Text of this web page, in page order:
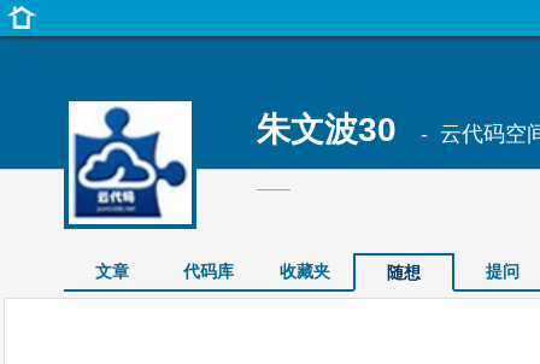
朱文波30 - 云代码空
——
文章 代码库 收藏夹 随想 提问